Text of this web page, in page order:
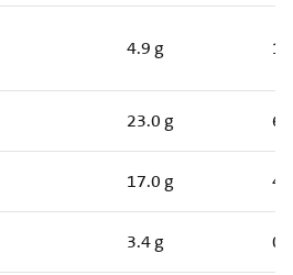
4.9 g
23.0 g
17.0 g
3.4 g